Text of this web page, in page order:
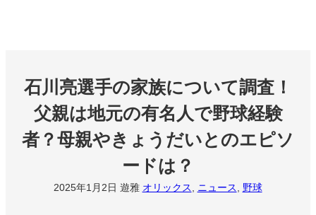
石川亮選手の家族について調査！
父親は地元の有名人で野球経験
者？母親やきょうだいとのエピソ
ードは？
2025年1月2日 遊雅 オリックス, ニュース, 野球